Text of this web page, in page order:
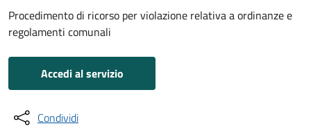
Procedimento di ricorso per violazione relativa a ordinanze e
regolamenti comunali
Accedi al servizio
Condividi